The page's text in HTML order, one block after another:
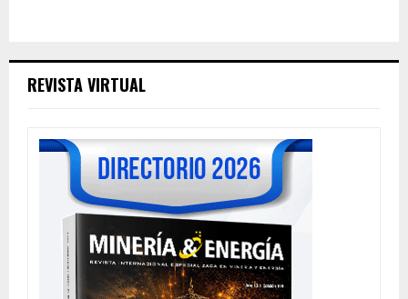
REVISTA VIRTUAL